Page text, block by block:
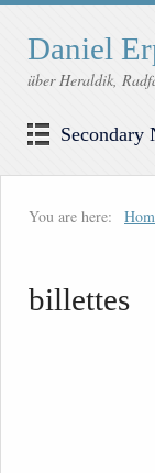
Daniel
über Heraldik,
Secondary
You are here:
billettes